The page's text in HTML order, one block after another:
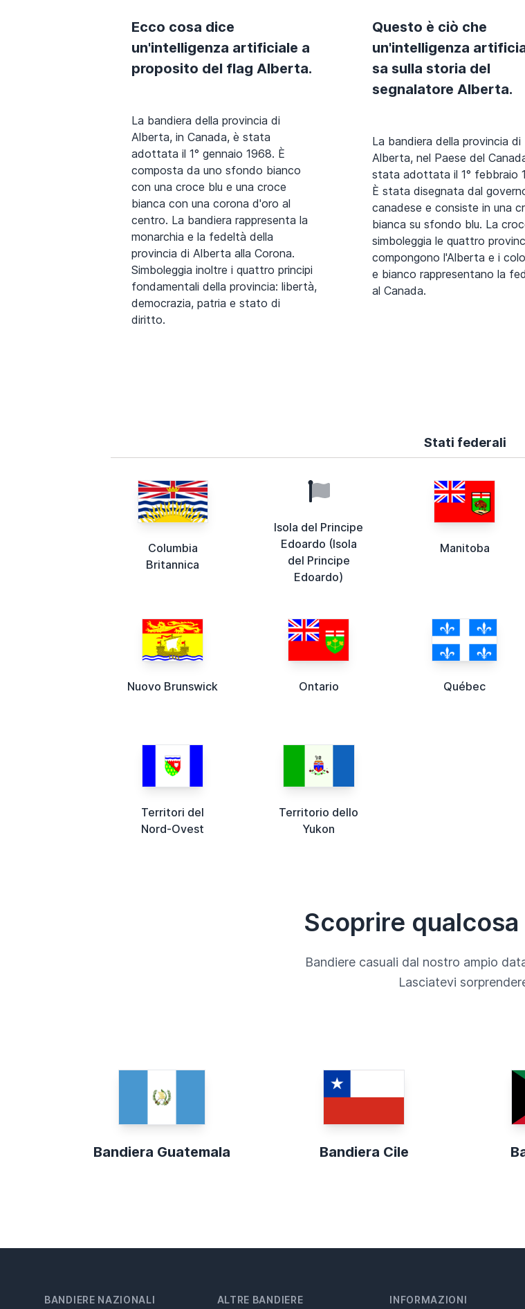
Ecco cosa dice
un'intelligenza artificiale a
proposito del flag Alberta.
La bandiera della provincia di
Alberta, in Canada, è stata
adottata il 1° gennaio 1968. È
composta da uno sfondo bianco
con una croce blu e una croce
bianca con una corona d'oro al
centro. La bandiera rappresenta la
monarchia e la fedeltà della
provincia di Alberta alla Corona.
Simboleggia inoltre i quattro principi
fondamentali della provincia: libertà,
democrazia, patria e stato di
diritto.
Questo è ciò che
un'intelligenza
sa sulla storia del
segnalatore Alberta.
La bandiera della provincia di
Alberta, nel Paese del
stata adottata il 1° febbraio
È stata disegnata dal
canadese e consiste in una
bianca su sfondo blu. La
simboleggia le quattro
compongono l'Alberta e i
e bianco rappresentano la
al Canada.
Stati federali
Columbia
Britannica
Isola del Principe
Edoardo (Isola
del Principe
Edoardo)
Manitoba
Nuovo Brunswick Ontario Québec
Territori del
Nord-Ovest
Territorio dello
Yukon
Scoprire
Bandiere casuali dal nostro ampio
Lasciatevi
Bandiera Guatemala Bandiera Cile
BANDIERE NAZIONALI ALTRE BANDIERE INFORMAZIONI